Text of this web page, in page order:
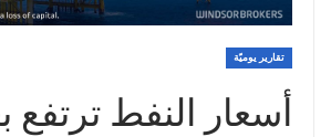
تقارير يوميّة
أسعار النفط ترتفع